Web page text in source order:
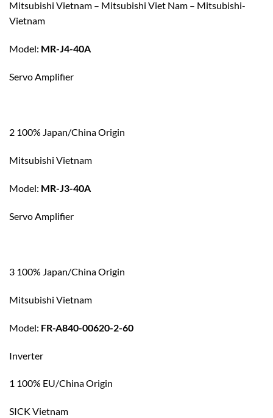
Mitsubishi Vietnam – Mitsubishi Viet Nam – Mitsubishi-
Vietnam
Model: MR-J4-40A
Servo Amplifier
2 100% Japan/China Origin
Mitsubishi Vietnam
Model: MR-J3-40A
Servo Amplifier
3 100% Japan/China Origin
Mitsubishi Vietnam
Model: FR-A840-00620-2-60
Inverter
1 100% EU/China Origin
SICK Vietnam